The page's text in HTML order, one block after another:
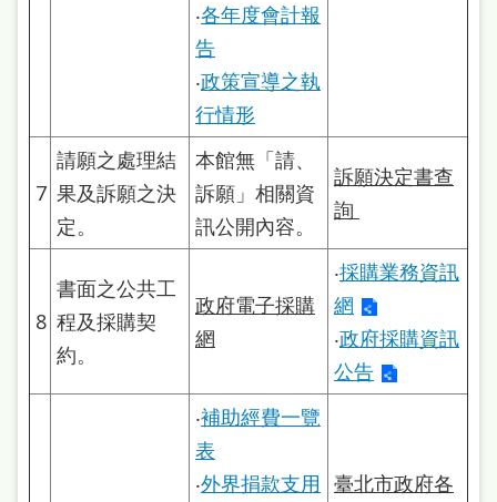
私
‧各年度會計報
告
‧政策宣導之執
行情形
7
請願之處理結
果及訴願之決
定。
本館無「請、
訴願」相關資
訊公開內容。
訴願決定書查
詢
8
書面之公共工
程及採購契
約。
政府電子採購
網
‧採購業務資訊
網
‧政府採購資訊
公告
‧補助經費一覽
表
‧外界捐款支用 臺北市政府各